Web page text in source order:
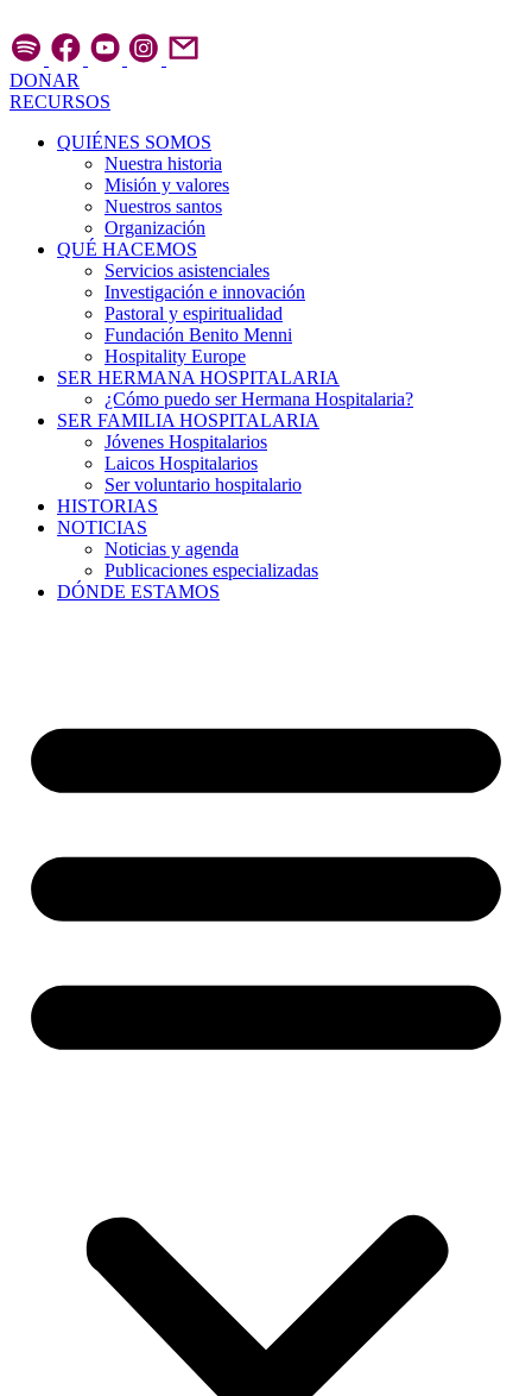
al
contenido
DONAR
RECURSOS
QUIÉNES SOMOS
Nuestra historia
Misión y valores
Nuestros santos
Organización
QUÉ HACEMOS
Servicios asistenciales
Investigación e innovación
Pastoral y espiritualidad
Fundación Benito Menni
Hospitality Europe
SER HERMANA HOSPITALARIA
¿Cómo puedo ser Hermana Hospitalaria?
SER FAMILIA HOSPITALARIA
Jóvenes Hospitalarios
Laicos Hospitalarios
Ser voluntario hospitalario
HISTORIAS
NOTICIAS
Noticias y agenda
Publicaciones especializadas
DÓNDE ESTAMOS